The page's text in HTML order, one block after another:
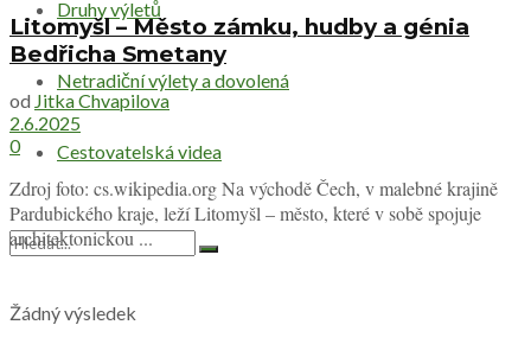
Druhy výletů
Netradiční výlety a dovolená
Cestovatelská videa
Žádný výsledek
Litomyšl – Město zámku, hudby a génia
Bedřicha Smetany
od Jitka Chvapilova
2.6.2025
0
Zdroj foto: cs.wikipedia.org Na východě Čech, v malebné krajině
Pardubického kraje, leží Litomyšl – město, které v sobě spojuje
architektonickou ...